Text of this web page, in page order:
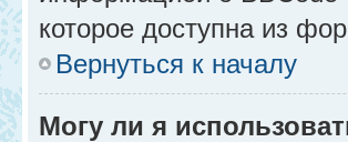
которое доступна из
Вернуться к началу
Могу ли я